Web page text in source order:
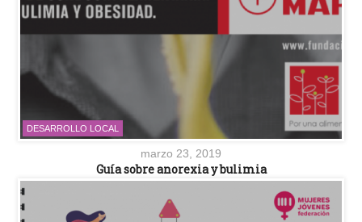
DESARROLLO LOCAL
marzo 23, 2019
Guía sobre anorexia y bulimia